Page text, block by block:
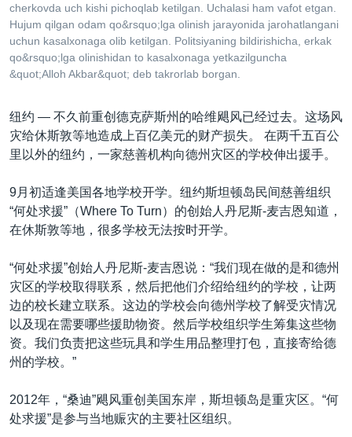
美国之音专访
重要讲话与声明
台海两岸关系
关注西藏
关注新疆
GEN Z 看美国
其他语言网站
cherkovda uch kishi pichoqlab ketilgan. Uchalasi ham vafot etgan.
Hujum qilgan odam qo&rsquo;lga olinish jarayonida jarohatlangani
uchun kasalxonaga olib ketilgan. Politsiyaning bildirishicha, erkak
qo&rsquo;lga olinishidan to kasalxonaga yetkazilguncha
&quot;Alloh Akbar&quot; deb takrorlab borgan.
纽约 — 不久前重创德克萨斯州的哈维飓风已经过去。这场风
灾给休斯敦等地造成上百亿美元的财产损失。 在两千五百公
里以外的纽约，一家慈善机构向德州灾区的学校伸出援手。
9月初适逢美国各地学校开学。纽约斯坦顿岛民间慈善组织
“何处求援”（Where To Turn）的创始人丹尼斯-麦吉恩知道，
在休斯敦等地，很多学校无法按时开学。
“何处求援”创始人丹尼斯-麦吉恩说：“我们现在做的是和德州
灾区的学校取得联系，然后把他们介绍给纽约的学校，让两
边的校长建立联系。这边的学校会向德州学校了解受灾情况
以及现在需要哪些援助物资。然后学校组织学生筹集这些物
资。我们负责把这些玩具和学生用品整理打包，直接寄给德
州的学校。”
2012年，“桑迪”飓风重创美国东岸，斯坦顿岛是重灾区。“何
处求援”是参与当地赈灾的主要社区组织。